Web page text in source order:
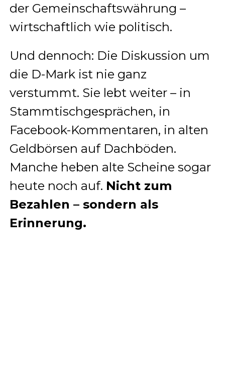
der Gemeinschaftswährung –
wirtschaftlich wie politisch.
Und dennoch: Die Diskussion um
die D-Mark ist nie ganz
verstummt. Sie lebt weiter – in
Stammtischgesprächen, in
Facebook-Kommentaren, in alten
Geldbörsen auf Dachböden.
Manche heben alte Scheine sogar
heute noch auf. Nicht zum
Bezahlen – sondern als
Erinnerung.